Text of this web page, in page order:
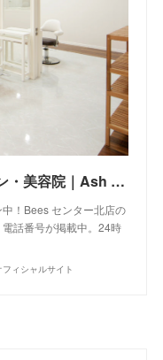
Bees センター北店｜ヘアサロン・美容院｜Ash オフィシャルサイト
中！Bees センター北店の
話番号が掲載中。24時
ィシャルサイト